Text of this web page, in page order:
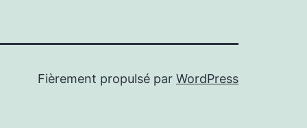
Fièrement propulsé par WordPress